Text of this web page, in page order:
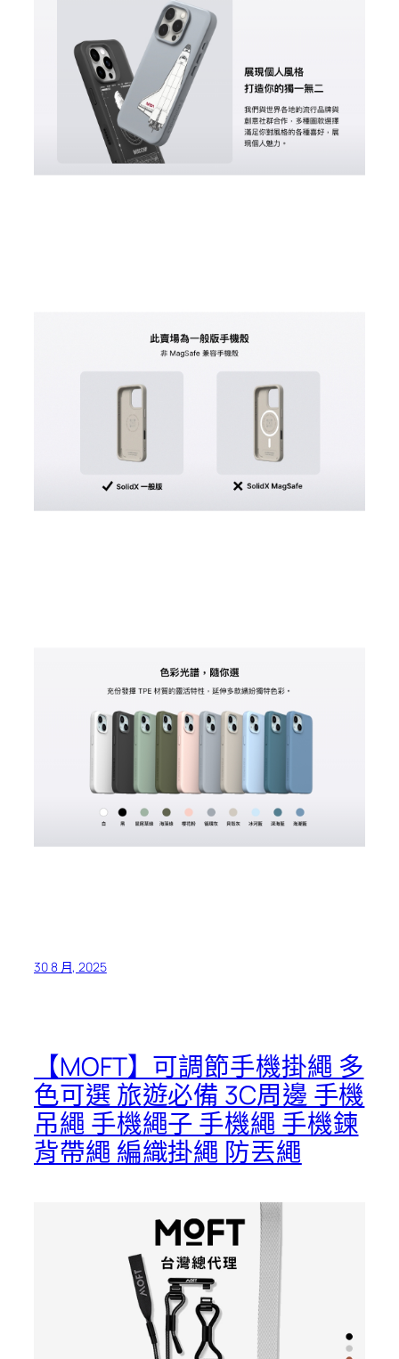
30 8 月, 2025
【MOFT】可調節手機掛繩 多
色可選 旅遊必備 3C周邊 手機
吊繩 手機繩子 手機繩 手機鍊
背帶繩 編織掛繩 防丟繩